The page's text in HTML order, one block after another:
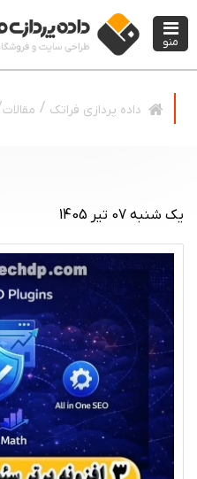
داده پردازی فراتک مقالات
یک شنبه 07 تیر 1405
منو